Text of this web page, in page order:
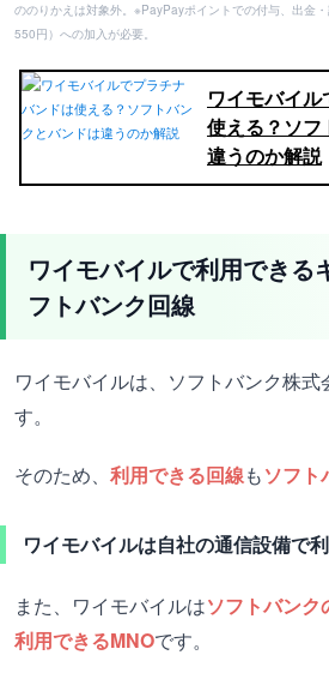
ののりかえは対象外。※PayPayポイントでの付与、出金
550円）への加入が必要。
ワイモバイ
使える？ソフ
違うのか解説
ワイモバイルで利用できる
フトバンク回線
ワイモバイルは、ソフトバンク株
す。
そのため、 利用できる回線もソフト
ワイモバイルは自社の通信設備で
また、ワイモバイルはソフトバンク
利用できるMNOです。